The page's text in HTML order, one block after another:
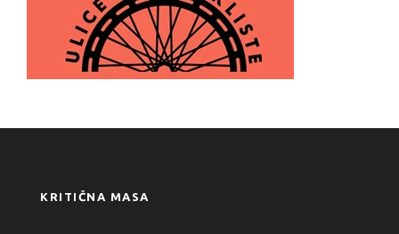
KRITIČNA MASA